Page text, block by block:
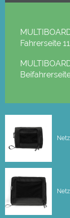
Fahrerseite